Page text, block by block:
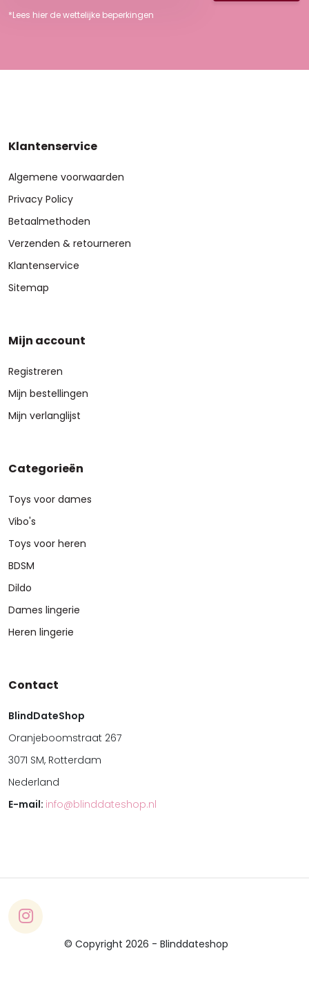
*Lees hier de wettelijke beperkingen
Klantenservice
Algemene voorwaarden
Privacy Policy
Betaalmethoden
Verzenden & retourneren
Klantenservice
Sitemap
Mijn account
Registreren
Mijn bestellingen
Mijn verlanglijst
Categorieën
Toys voor dames
Vibo's
Toys voor heren
BDSM
Dildo
Dames lingerie
Heren lingerie
Contact
BlindDateShop
Oranjeboomstraat 267
3071 SM, Rotterdam
Nederland
E-mail: info@blinddateshop.nl
© Copyright 2026 - Blinddateshop